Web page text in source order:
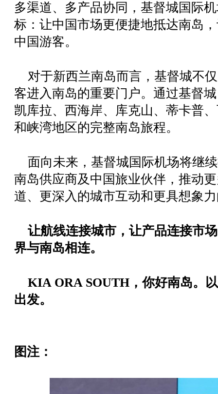
多渠道、多产品协同，基督城国际
标：让中国市场更便捷地抵达南岛
中国游客。
对于新西兰南岛而言，基督城不
客进入南岛的重要门户。通过基督
凯库拉、西海岸、库克山、蒂卡普
和峡湾地区的完整南岛旅程。
面向未来，基督城国际机场将继
南岛供应商及中国旅业伙伴，推动
道、更深入的城市互动和更具想象
让航线连接城市，让产品连接市
界与南岛相连。
KIA ORA SOUTH，你好南岛。
出发。
图注：